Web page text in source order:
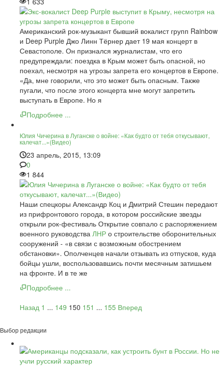
Американский рок-музыкант бывший вокалист групп Rainbow
и Deep Purple Джо Линн Тёрнер дает 19 мая концерт в
Севастополе. Он признался журналистам, что его
предупреждали: поездка в Крым может быть опасной, но
поехал, несмотря на угрозы запрета его концертов в Европе.
«Да, мне говорили, что это может быть опасным. Также
пугали, что после этого концерта мне могут запретить
выступать в Европе. Но я
Подробнее ...
Юлия Чичерина в Луганске о войне: «Как будто от тебя откусывают,
калечат...»(Видео)
23 апрель, 2015, 13:09
0
1 844
Наши спецкоры Александр Коц и Дмитрий Стешин передают
из прифронтового города, в котором российские звезды
открыли рок-фестиваль Открытие совпало с распоряжением
военного руководства ЛНР о строительстве оборонительных
сооружений - «в связи с возможным обострением
обстановки». Ополченцев начали отзывать из отпусков, куда
бойцы ушли, воспользовавшись почти месячным затишьем
на фронте. И в те же
Подробнее ...
Назад 1 ... 149 150 151 ... 155 Вперед
Выбор редакции